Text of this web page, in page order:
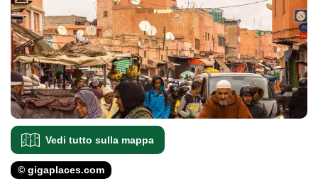
Vedi tutto sulla mappa
© gigaplaces.com